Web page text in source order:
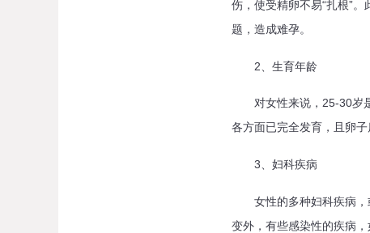
伤，使受精卵不易“扎根”
题，造成难孕。
2、生育年龄
对女性来说，25-30岁是
各方面已完全发育，且卵子
3、妇科疾病
女性的多种妇科疾病，
变外，有些感染性的疾病